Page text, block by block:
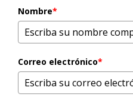
Nombre*
Correo electrónico*